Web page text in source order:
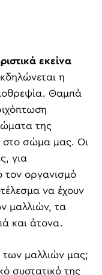
εκείνα
η
Θαμπά
της
στο σώμα μας. Οι
για
τον οργανισμό
να έχουν
μαλλιών, τα
και άτονα.
των μαλλιών μας;
συστατικό της